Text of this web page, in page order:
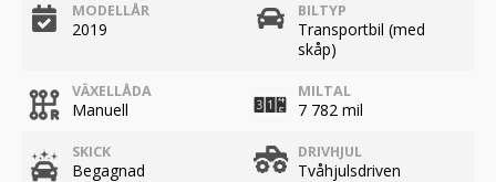
MODELLÅR
2019
BILTYP
Transportbil (med
skåp)
VÄXELLÅDA
Manuell
MILTAL
7 782 mil
SKICK
Begagnad
DRIVHJUL
Tvåhjulsdriven